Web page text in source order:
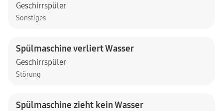
Geschirrspüler
Sonstiges
Spülmaschine verliert Wasser
Geschirrspüler
Störung
Spülmaschine zieht kein Wasser